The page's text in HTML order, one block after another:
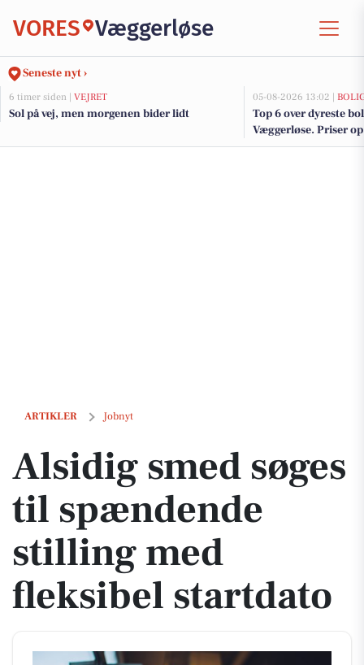
VORES Væggerløse
Seneste nyt ›
6 timer siden | VEJRET
Sol på vej, men morgenen bider lidt
05-08-2026 13:02 |
Top 6 over dyreste
Væggerløse. Priser
ARTIKLER Jobnyt
Alsidig smed søges til spændende stilling med fleksibel startdato
Alsidig smed søges
til spændende
stilling med
fleksibel startdato